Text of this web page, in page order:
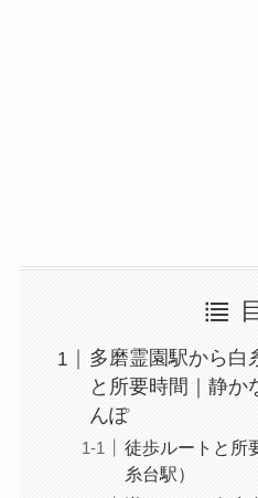
多磨霊園駅から白
と所要時間｜静か
んぽ
徒歩ルートと所
糸台駅）